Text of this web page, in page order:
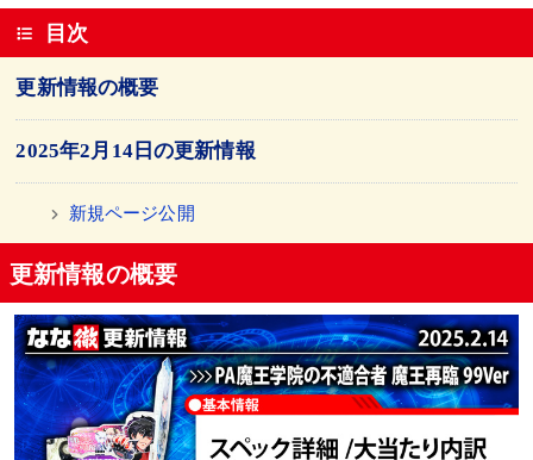
目次
更新情報の概要
2025年2月14日の更新情報
新規ページ公開
更新情報の概要